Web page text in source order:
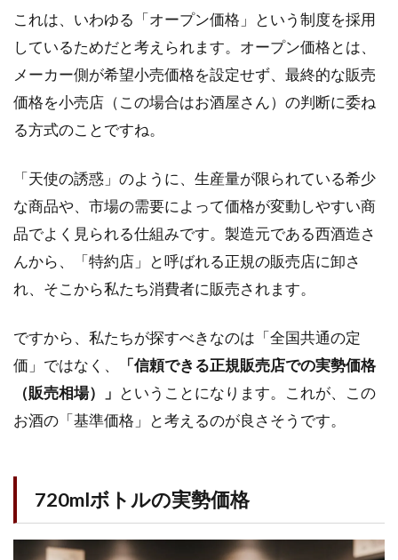
プレ
ミア
価格
が付
く理
は
製造
元
「西
酒
造」
のこ
だわ
1.5
芋焼
酎を
たそ
焼酎
「天
これは、いわゆる「オープン価格」という制度を採用
しているためだと考えられます。オープン価格とは、
メーカー側が希望小売価格を設定せず、最終的な販売
価格を小売店（この場合はお酒屋さん）の判断に委ね
る方式のことですね。
「天使の誘惑」のように、生産量が限られている希少
な商品や、市場の需要によって価格が変動しやすい商
品でよく見られる仕組みです。製造元である西酒造さ
んから、「特約店」と呼ばれる正規の販売店に卸さ
れ、そこから私たち消費者に販売されます。
ですから、私たちが探すべきなのは「全国共通の定
価」ではなく、
「信頼できる正規販売店での実勢価格
（販売相場）」 ということになります。これが、この
お酒の「基準価格」と考えるのが良さそうです。
720mlボトルの実勢価格